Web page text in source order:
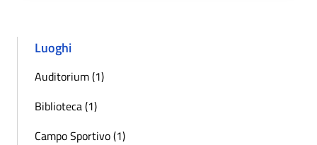
Luoghi
Auditorium (1)
Biblioteca (1)
Campo Sportivo (1)